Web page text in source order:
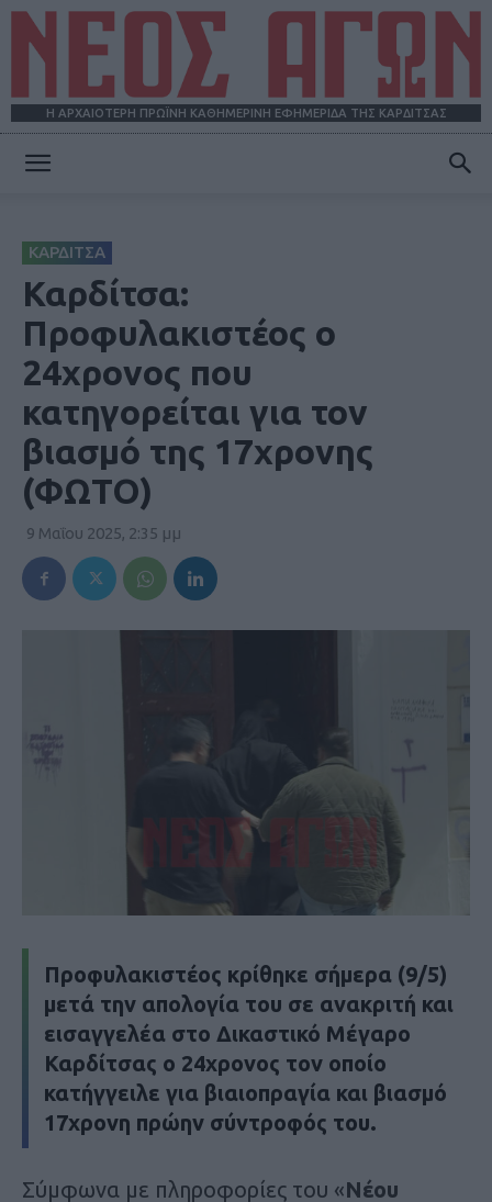
Η ΑΡΧΑΙΟΤΕΡΗ ΠΡΩΪΝΗ ΚΑΘΗΜΕΡΙΝΗ ΕΦΗΜΕΡΙΔΑ ΤΗΣ ΚΑΡΔΙΤΣΑΣ
ΚΑΡΔΙΤΣΑ
Καρδίτσα:
Προφυλακιστέος ο
24χρονος που
κατηγορείται για τον
βιασμό της 17χρονης
(ΦΩΤΟ)
9 Μαΐου 2025, 2:35 μμ
Προφυλακιστέος κρίθηκε σήμερα (9/5)
μετά την απολογία του σε ανακριτή και
εισαγγελέα στο Δικαστικό Μέγαρο
Καρδίτσας ο 24χρονος τον οποίο
κατήγγειλε για βιαιοπραγία και βιασμό
17χρονη πρώην σύντροφός του.
Σύμφωνα με πληροφορίες του «Νέου